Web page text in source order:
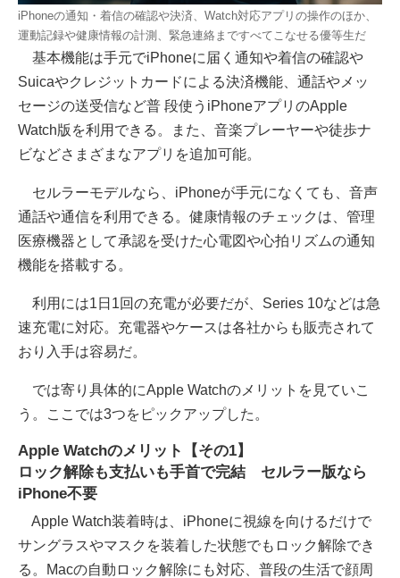
iPhoneの通知・着信の確認や決済、Watch対応アプリの操作のほか、
運動記録や健康情報の計測、緊急連絡まですべてこなせる優等生だ
基本機能は手元でiPhoneに届く通知や着信の確認や
Suicaやクレジットカードによる決済機能、通話やメッ
セージの送受信など普 段使うiPhoneアプリのApple
Watch版を利用できる。また、音楽プレーヤーや徒歩ナ
ビなどさまざまなアプリを追加可能。
セルラーモデルなら、iPhoneが手元になくても、音声
通話や通信を利用できる。健康情報のチェックは、管理
医療機器として承認を受けた心電図や心拍リズムの通知
機能を搭載する。
利用には1日1回の充電が必要だが、Series 10などは急
速充電に対応。充電器やケースは各社からも販売されて
おり入手は容易だ。
では寄り具体的にApple Watchのメリットを見ていこ
う。ここでは3つをピックアップした。
Apple Watchのメリット【その1】
ロック解除も支払いも手首で完結 セルラー版なら
iPhone不要
Apple Watch装着時は、iPhoneに視線を向けるだけで
サングラスやマスクを装着した状態でもロック解除でき
る。Macの自動ロック解除にも対応、普段の生活で顔周